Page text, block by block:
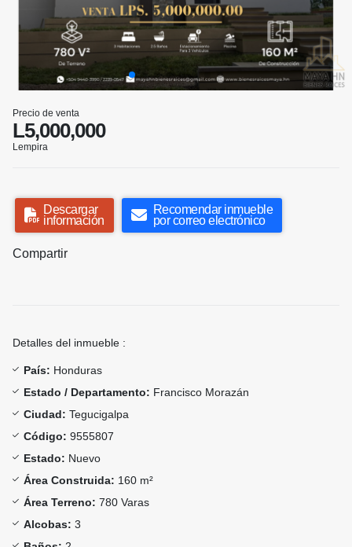
Precio de venta
L5,000,000
Lempira
Descargar
información
Recomendar inmueble
por correo electrónico
Compartir
Detalles del inmueble :
País: Honduras
Estado / Departamento: Francisco Morazán
Ciudad: Tegucigalpa
Código: 9555807
Estado: Nuevo
Área Construida: 160 m²
Área Terreno: 780 Varas
Alcobas: 3